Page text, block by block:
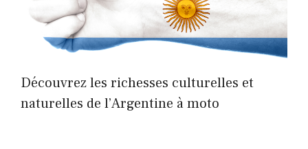
Découvrez les richesses culturelles et
naturelles de l’Argentine à moto